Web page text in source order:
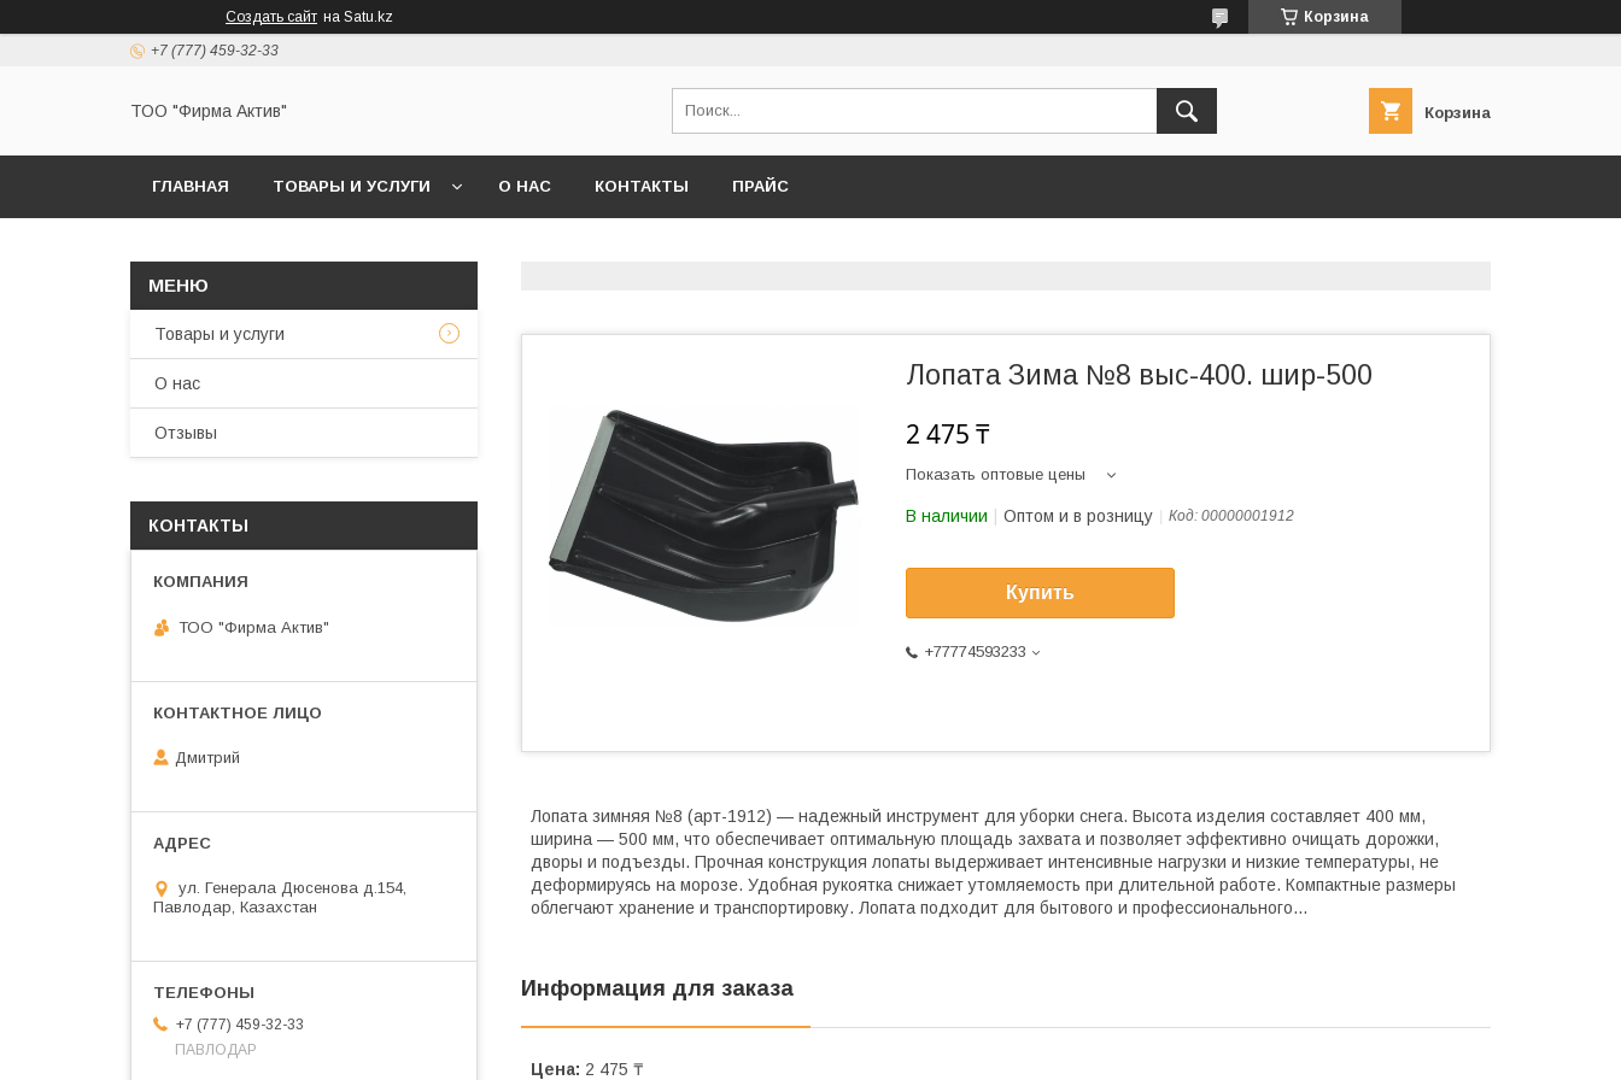
Создать сайт на Satu.kz Корзина
+7 (777) 459-32-33
ТОО "Фирма Актив" Корзина
ГЛАВНАЯ ТОВАРЫ И УСЛУГИ О НАС КОНТАКТЫ ПРАЙС
Лопата Зима №8 выс-400. шир-500
2 475 ₸
Показать оптовые цены
В наличии Оптом и в розницу Код: 00000001912
Купить
+77774593233
Лопата зимняя №8 (арт-1912) — надежный инструмент для уборки снега. Высота изделия составляет 400 мм,
ширина — 500 мм, что обеспечивает оптимальную площадь захвата и позволяет эффективно очищать дорожки,
дворы и подъезды. Прочная конструкция лопаты выдерживает интенсивные нагрузки и низкие температуры, не
деформируясь на морозе. Удобная рукоятка снижает утомляемость при длительной работе. Компактные размеры
облегчают хранение и транспортировку. Лопата подходит для бытового и профессионального...
Информация для заказа
Цена: 2 475 ₸
Товары и услуги
О нас
Отзывы
КОНТАКТЫ
ТОО "Фирма Актив"
Дмитрий
ул. Генерала Дюсенова д.154,
Павлодар, Казахстан
+7 (777) 459-32-33
ПАВЛОДАР